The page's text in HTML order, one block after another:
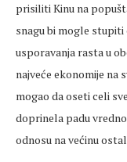
prisiliti Kinu na
snagu bi mogle
usporavanja rasta u
najveće ekonomije
mogao da oseti celi
doprinela padu
odnosu na većinu